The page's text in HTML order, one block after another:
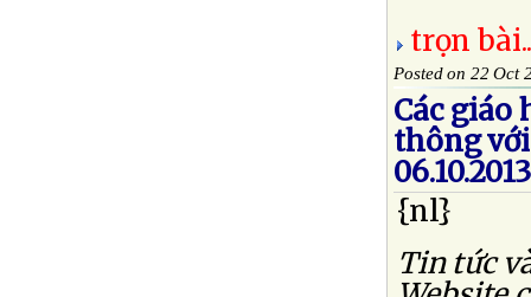
trọn
Posted on 22 Oct
Các giáo
thông
06.10.2013
{nl}
Tin tức